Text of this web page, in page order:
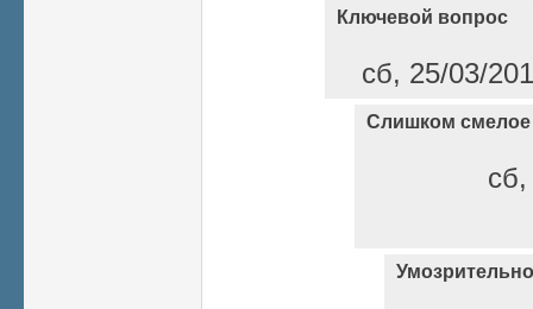
Ключевой вопрос
сб, 25/03/
Слишком
Умозрительно